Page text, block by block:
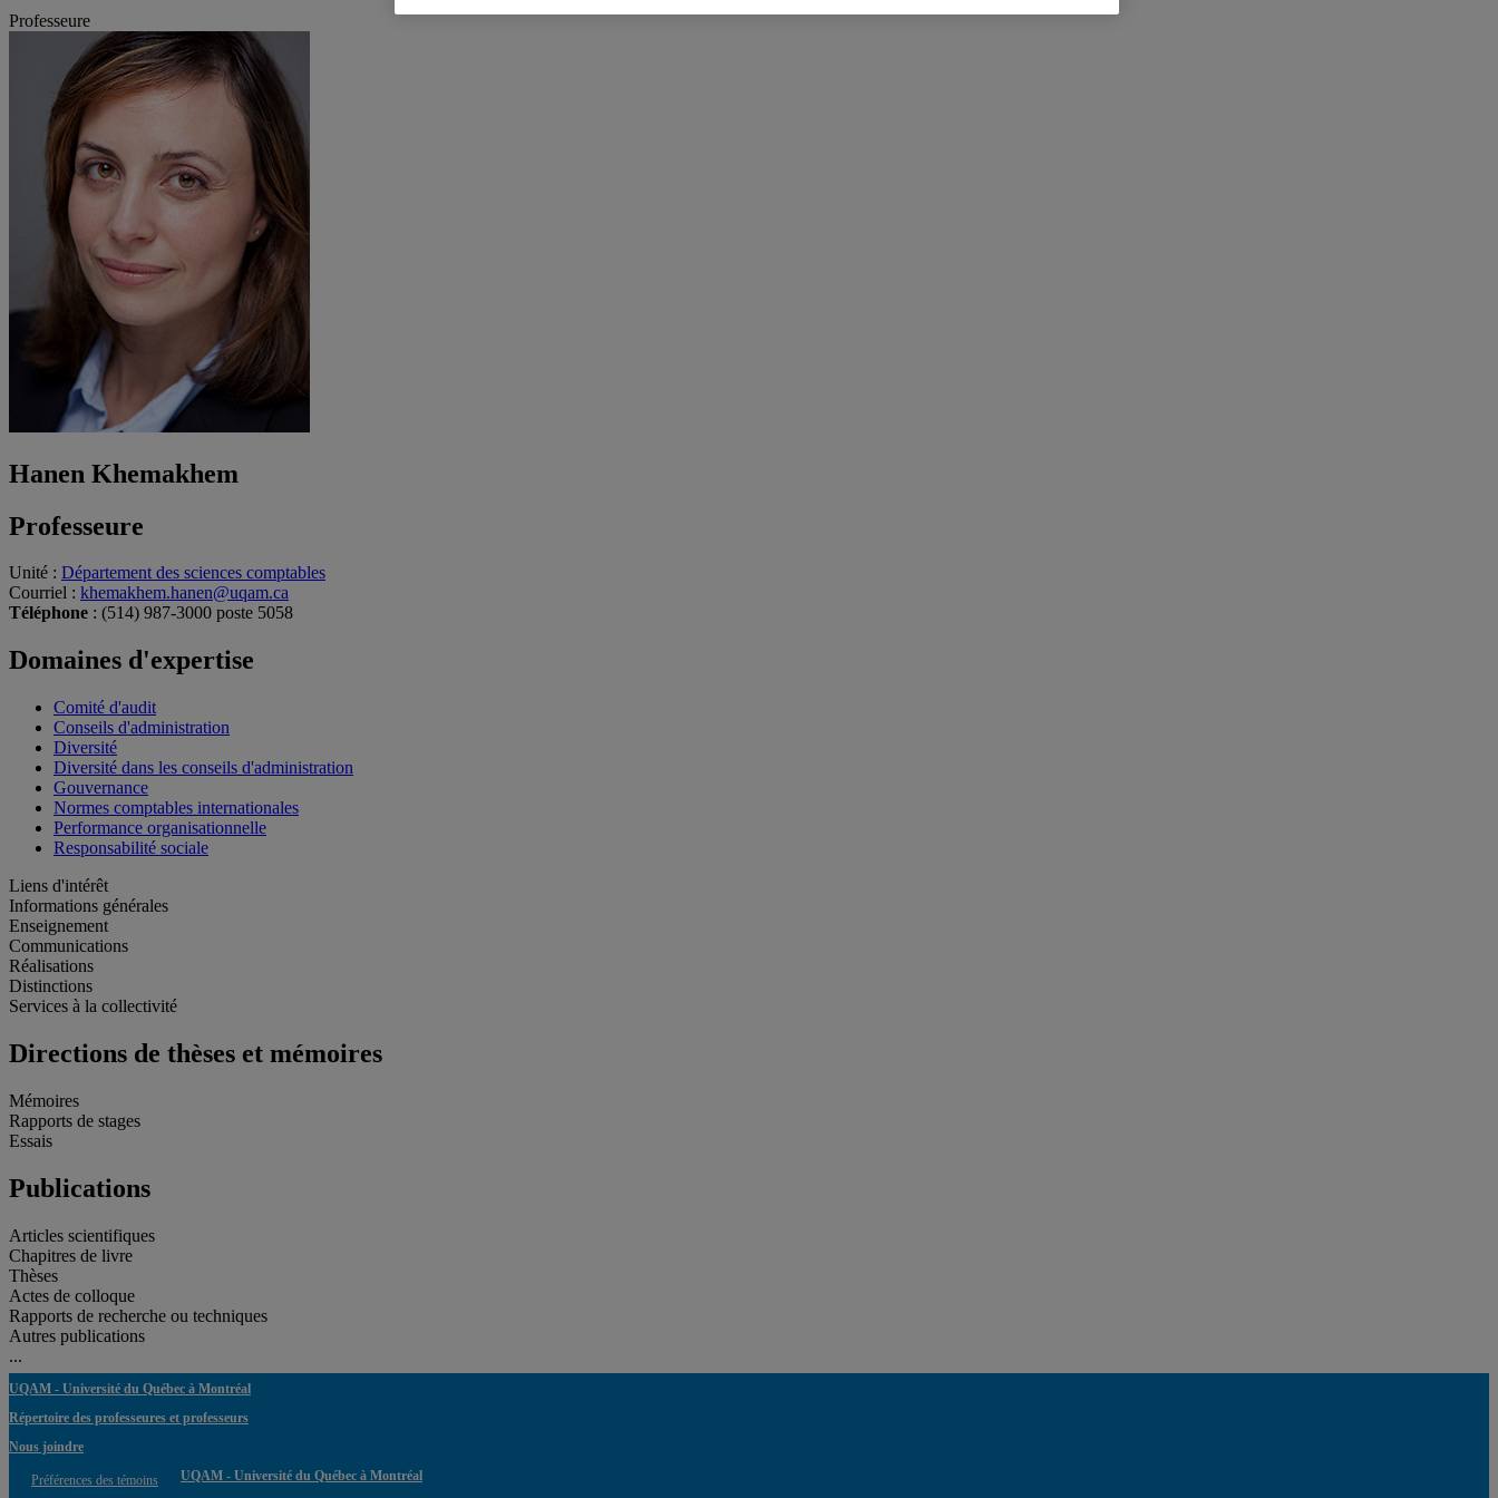
Professeure
Hanen Khemakhem
Professeure
Unité : Département des sciences comptables
Courriel : khemakhem.hanen@uqam.ca
Téléphone : (514) 987-3000 poste 5058
Domaines d'expertise
Comité d'audit
Conseils d'administration
Diversité
Diversité dans les conseils d'administration
Gouvernance
Normes comptables internationales
Performance organisationnelle
Responsabilité sociale
Liens d'intérêt
Informations générales
Enseignement
Communications
Réalisations
Distinctions
Services à la collectivité
Directions de thèses et mémoires
Mémoires
Rapports de stages
Essais
Publications
Articles scientifiques
Chapitres de livre
Thèses
Actes de colloque
Rapports de recherche ou techniques
Autres publications
...
UQAM - Université du Québec à Montréal
Répertoire des professeures et professeurs
Nous joindre
Préférences des témoins
UQAM - Université du Québec à Montréal